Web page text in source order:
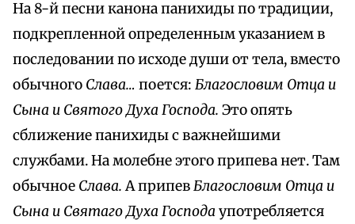
На 8-й песни канона панихиды по традиции,
подкрепленной определенным указанием в
последовании по исходе души от тела, вместо
обычного Слава… поется: Благословим Отца и
Сына и Святого Духа Господа. Это опять
сближение панихиды с важнейшими
службами. На молебне этого припева нет. Там
обычное Слава.А припевБлагословим Отца и
Сына и Святаго Духа Господаупотребляется